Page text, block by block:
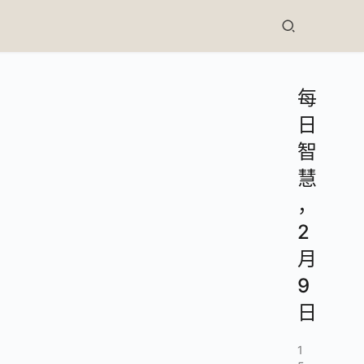
每
日
智
慧
，
2
月
9
日
1